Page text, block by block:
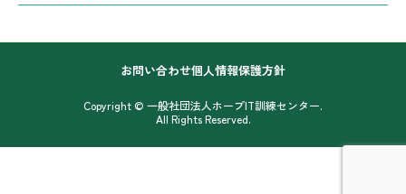
お問い合わせ個人情報保護方針
Copyright © 一般社団法人ホープIT訓練センター.
All Rights Reserved.